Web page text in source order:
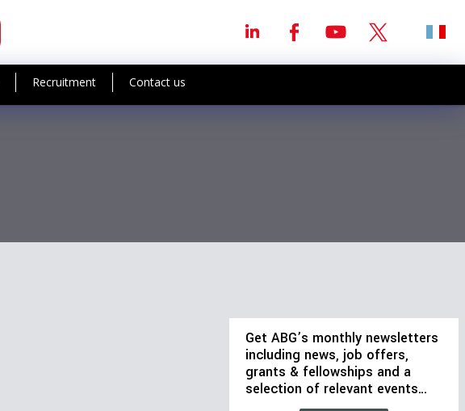
Recruitment Contact us
Get ABG’s monthly newsletters
including news, job offers,
grants & fellowships and a
selection of relevant events…